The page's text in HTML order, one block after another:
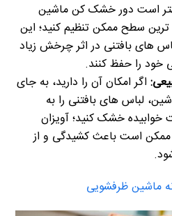
است دور خشک کن ماشین
ترین سطح ممکن تنظیم کنید؛ این
های بافتنی در اثر چرخش زیاد
خود را حفظ کنند.
اگر امکان آن را دارید، به جای
لباس های بافتنی را به
خشک کنید؛ آویزان
ممکن است باعث کشیدگی و از
ماشین ظرفشویی